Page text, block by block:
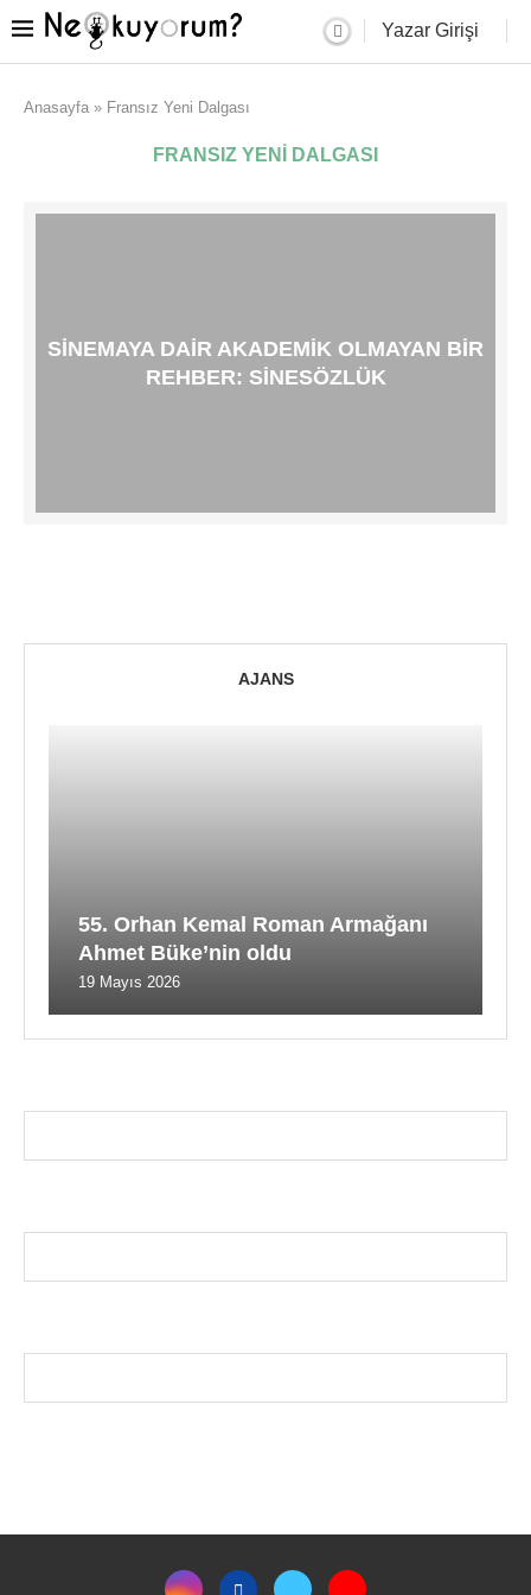
Yazar Girişi
Anasayfa » Fransız Yeni Dalgası
FRANSIZ YENI DALGASI
SINEMAYA DAIR AKADEMIK OLMAYAN BIR
REHBER: SINESÖZLÜK
AJANS
55. Orhan Kemal Roman Armağanı
Ahmet Büke’nin oldu
19 Mayıs 2026